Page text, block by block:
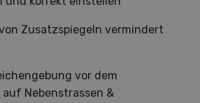
Zusatzspiegeln vermindert
vor dem
Nebenstrassen &